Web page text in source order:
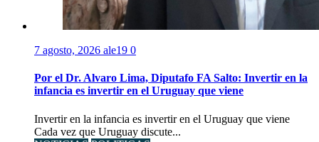
7 agosto, 2026 ale19 0
Por el Dr. Alvaro Lima, Diputafo FA Salto: Invertir en la
infancia es invertir en el Uruguay que viene
Invertir en la infancia es invertir en el Uruguay que viene
Cada vez que Uruguay discute...